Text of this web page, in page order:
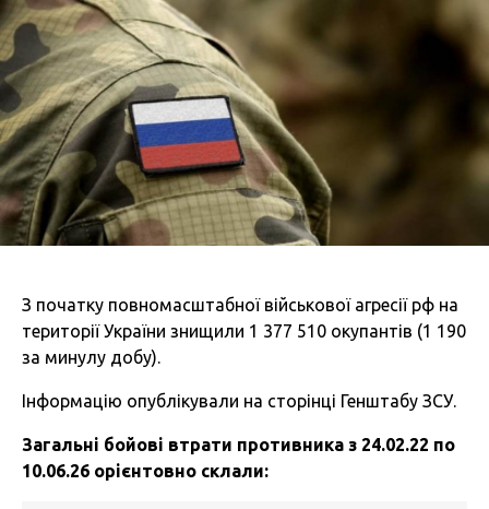
З початку повномасштабної військової агресії рф на
території України знищили 1 377 510 окупантів (1 190
за минулу добу).
Інформацію опублікували на сторінці Генштабу ЗСУ.
Загальні бойові втрати противника з 24.02.22 по
10.06.26 орієнтовно склали: